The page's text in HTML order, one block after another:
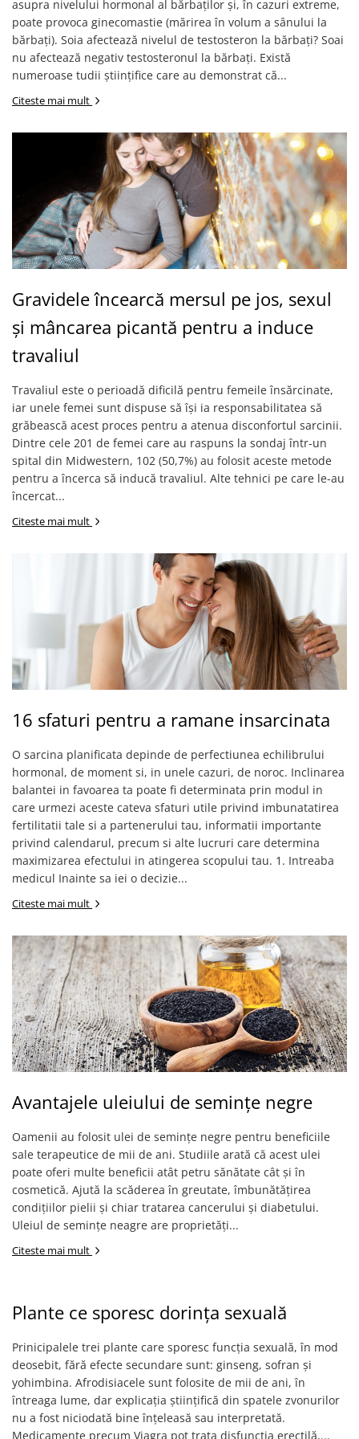
Afectiuni cronice
Sanatatea ochilor
Hepato-biliare
Depresie, anxietate
Diabet
Probleme renale
Prostata, urologie
Sistemul osos
Produse naturiste
Detoxifiere
Antiinflamator
Antitumorale
Articulatii sanatoase
Cardiovasculare
Imunitate
Memorie
Somn usor
Produse sanatate sexuala
Produse pentru Ea
Potenta barbati
Produse pentru sportivi
Mama si copilul
Produse pentru copii
Sarcina si alaptare
Dulciuri, patiserii
Indulcitori
Miere
Patiserii
Bomboane
Siropuri, gemuri
Batoane de cereale si fructe
Miere Manuka
Mancare sanatoasa
Cereale
Leguminoase
Sosuri
Uleiuri alimentare
Ulei CBD
Sucuri
Produse instant
Lapte
Paste
Snacksuri
Superalimente
Atelierul de cafea si ceaiuri
Ceaiuri medicinale compuse
Ulei de Cocos
Ulei de cocos de uz alimentar
Ulei de cocos de uz cosmetic
Alte produse din Cocos
Produse pentru plaja
Geluri de dus naturale
Vopsele
Produse de uz casnic
Produse pentru bucatarie
Deodorante
Protectie antivirala
Sare de baie
Sapunuri
Detergenti Bio
asupra nivelului hormonal al bărbaților și, în cazuri extreme,
poate provoca ginecomastie (mărirea în volum a sânului la
bărbați). Soia afectează nivelul de testosteron la bărbați? Soai
nu afectează negativ testosteronul la bărbați. Există
numeroase tudii științifice care au demonstrat că...
Citeste mai mult
Gravidele încearcă mersul pe jos, sexul
și mâncarea picantă pentru a induce
travaliul
Travaliul este o perioadă dificilă pentru femeile însărcinate,
iar unele femei sunt dispuse să își ia responsabilitatea să
grăbească acest proces pentru a atenua disconfortul sarcinii.
Dintre cele 201 de femei care au raspuns la sondaj într-un
spital din Midwestern, 102 (50,7%) au folosit aceste metode
pentru a încerca să inducă travaliul. Alte tehnici pe care le-au
încercat...
Citeste mai mult
16 sfaturi pentru a ramane insarcinata
O sarcina planificata depinde de perfectiunea echilibrului
hormonal, de moment si, in unele cazuri, de noroc. Inclinarea
balantei in favoarea ta poate fi determinata prin modul in
care urmezi aceste cateva sfaturi utile privind imbunatatirea
fertilitatii tale si a partenerului tau, informatii importante
privind calendarul, precum si alte lucruri care determina
maximizarea efectului in atingerea scopului tau. 1. Intreaba
medicul Inainte sa iei o decizie...
Citeste mai mult
Avantajele uleiului de semințe negre
Oamenii au folosit ulei de semințe negre pentru beneficiile
sale terapeutice de mii de ani. Studiile arată că acest ulei
poate oferi multe beneficii atât petru sănătate cât și în
cosmetică. Ajută la scăderea în greutate, îmbunătățirea
condițiilor pielii și chiar tratarea cancerului și diabetului.
Uleiul de semințe neagre are proprietăți...
Citeste mai mult
Plante ce sporesc dorința sexuală
Prinicipalele trei plante care sporesc funcția sexuală, în mod
deosebit, fără efecte secundare sunt: ginseng, sofran și
yohimbina. Afrodisiacele sunt folosite de mii de ani, în
întreaga lume, dar explicația științifică din spatele zvonurilor
nu a fost niciodată bine înțeleasă sau interpretată.
Medicamente precum Viagra pot trata disfuncția erectilă,...